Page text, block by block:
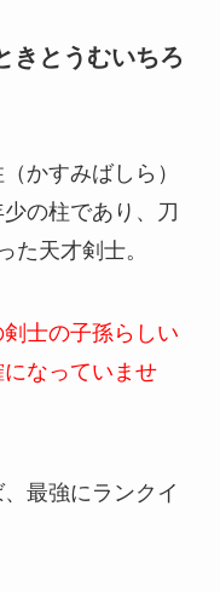
とうむいちろ
かすみばしら）
の柱であり、刀
た天才剣士。
士の子孫らしい
なっていませ
最強にランクイ